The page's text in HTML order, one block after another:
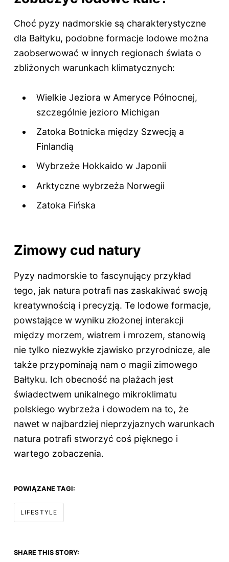
Choć pyzy nadmorskie są charakterystyczne
dla Bałtyku, podobne formacje lodowe można
zaobserwować w innych regionach świata o
zbliżonych warunkach klimatycznych:
Wielkie Jeziora w Ameryce Północnej,
szczególnie jezioro Michigan
Zatoka Botnicka między Szwecją a
Finlandią
Wybrzeże Hokkaido w Japonii
Arktyczne wybrzeża Norwegii
Zatoka Fińska
Zimowy cud natury
Pyzy nadmorskie to fascynujący przykład
tego, jak natura potrafi nas zaskakiwać swoją
kreatywnością i precyzją. Te lodowe formacje,
powstające w wyniku złożonej interakcji
między morzem, wiatrem i mrozem, stanowią
nie tylko niezwykłe zjawisko przyrodnicze, ale
także przypominają nam o magii zimowego
Bałtyku. Ich obecność na plażach jest
świadectwem unikalnego mikroklimatu
polskiego wybrzeża i dowodem na to, że
nawet w najbardziej nieprzyjaznych warunkach
natura potrafi stworzyć coś pięknego i
wartego zobaczenia.
POWIĄZANE TAGI:
LIFESTYLE
SHARE THIS STORY: